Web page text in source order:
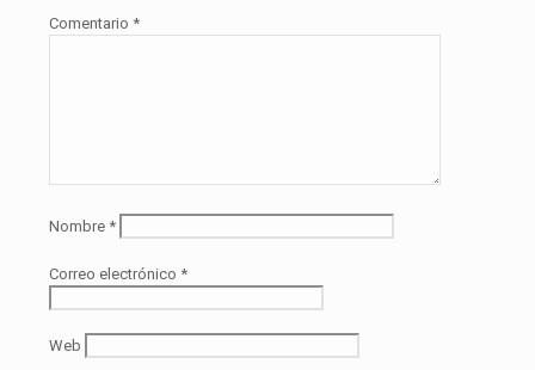
Comentario *
Nombre *
Correo electrónico *
Web